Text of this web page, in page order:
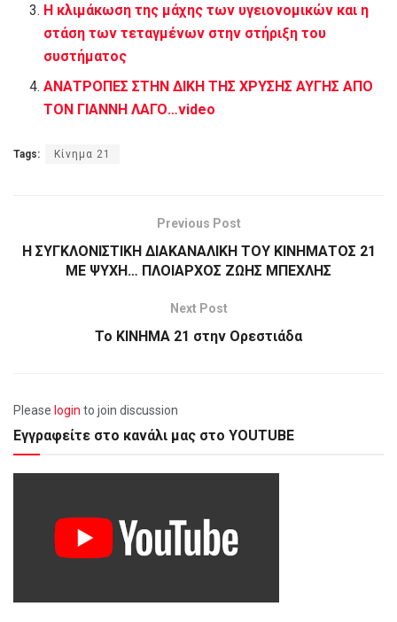
Η κλιμάκωση της μάχης των υγειονομικών και η
στάση των τεταγμένων στην στήριξη του
συστήματος
ΑΝΑΤΡΟΠΕΣ ΣΤΗΝ ΔΙΚΗ ΤΗΣ ΧΡΥΣΗΣ ΑΥΓΗΣ ΑΠΟ
ΤΟΝ ΓΙΑΝΝΗ ΛΑΓΟ…video
Tags: Κίνημα 21
Previous Post
Η ΣΥΓΚΛΟΝΙΣΤΙΚΗ ΔΙΑΚΑΝΑΛΙΚΗ ΤΟΥ ΚΙΝΗΜΑΤΟΣ 21
ΜΕ ΨΥΧΗ… ΠΛΟΙΑΡΧΟΣ ΖΩΗΣ ΜΠΕΧΛΗΣ
Next Post
Το ΚΙΝΗΜΑ 21 στην Ορεστιάδα
Please login to join discussion
Εγγραφείτε στο κανάλι μας στο YOUTUBE